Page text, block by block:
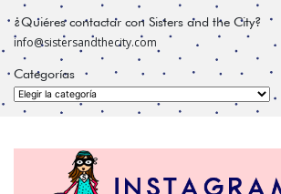
¿Quiéres contactar con Sisters and the City?
info@sistersandthecity.com
Categorías
Categorías